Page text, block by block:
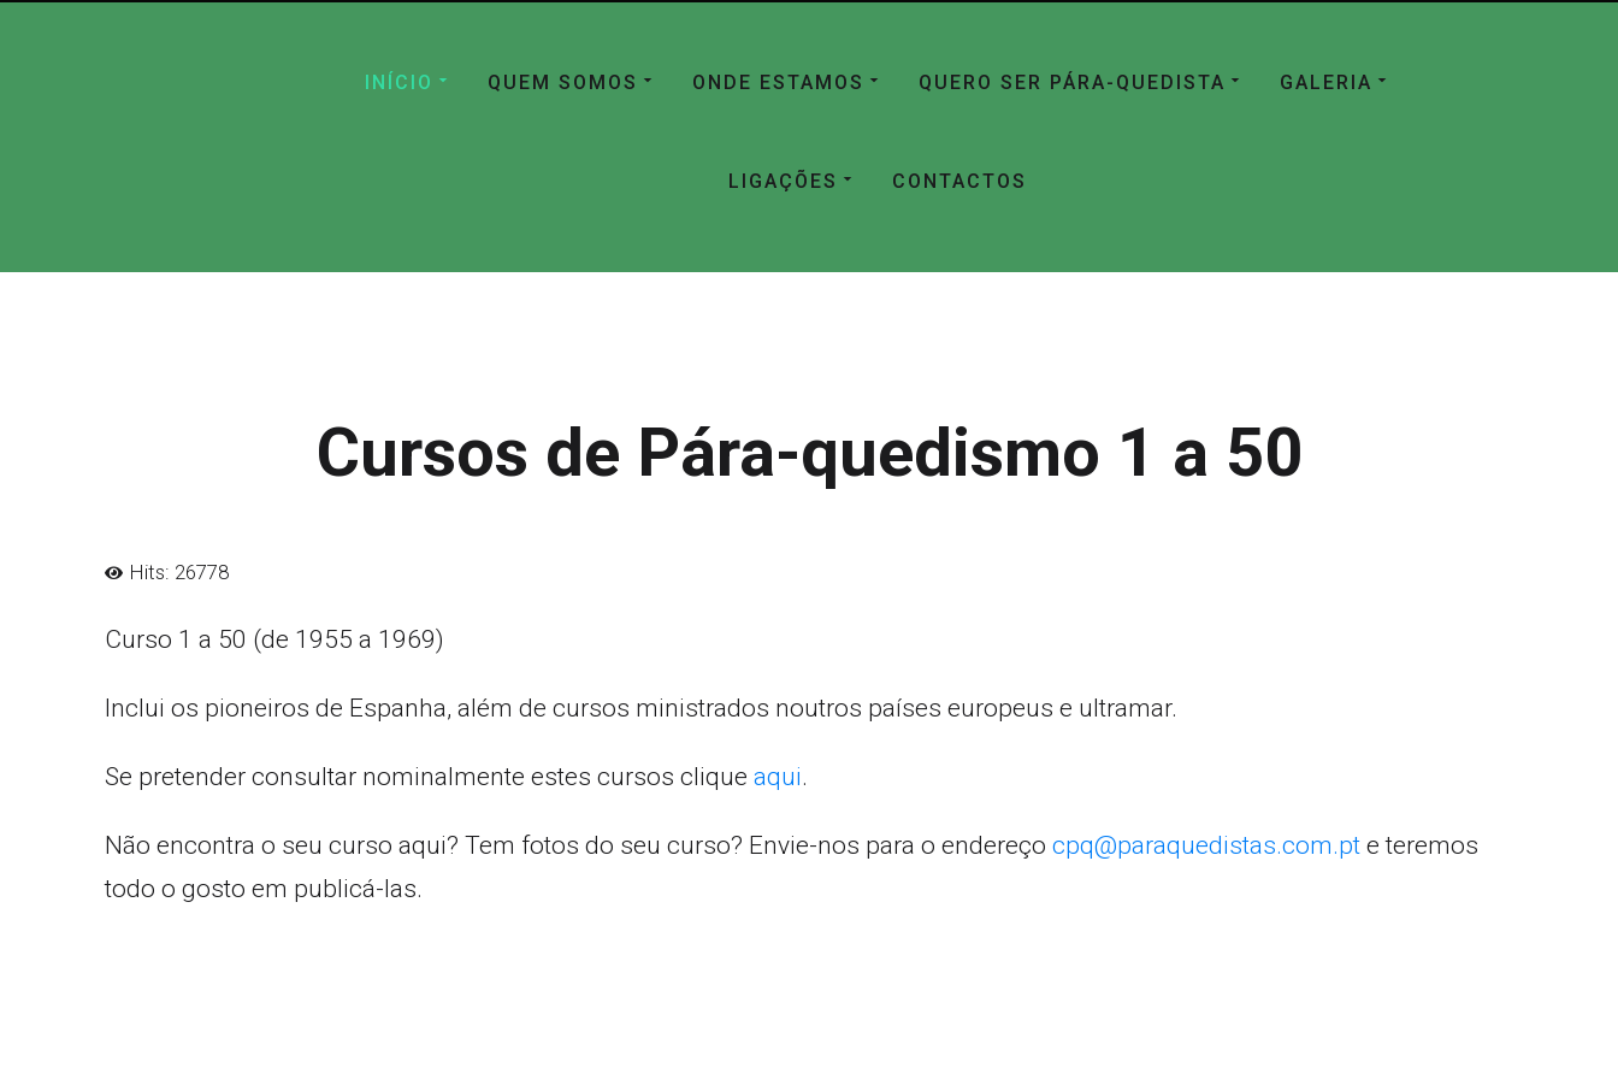
INÍCIO QUEM SOMOS ONDE ESTAMOS QUERO SER PÁRA-QUEDISTA GALERIA
LIGAÇÕES CONTACTOS
Cursos de Pára-quedismo 1 a 50
Hits: 26778
Curso 1 a 50 (de 1955 a 1969)
Inclui os pioneiros de Espanha, além de cursos ministrados noutros países europeus e ultramar.
Se pretender consultar nominalmente estes cursos clique aqui.
Não encontra o seu curso aqui? Tem fotos do seu curso? Envie-nos para o endereço cpq@paraquedistas.com.pt e teremos
todo o gosto em publicá-las.